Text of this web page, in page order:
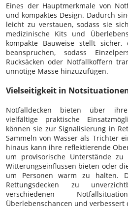
Eines der Hauptmerkmale von
und kompaktes Design. Dadurch
leicht zu verstauen, sodass sie
medizinische Kits und
kompakte Bauweise stellt
beanspruchen, sodass
Rucksäcken oder Notfallkoffern
unnötige Masse hinzuzufügen.
Vielseitigkeit in
Notfalldecken bieten über
vielfältige praktische
können sie zur Signalisierung in
Sammeln von Wasser als Trichter
hinaus kann ihre reflektierende
um provisorische Unterstände
Witterungseinflüssen bieten oder
um Personen warm zu halten.
Rettungsdecken zu
verschiedenen
Überlebenschancen und